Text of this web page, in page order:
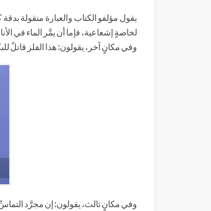
يقول مؤلفو الكتاب والعبارة منقولة
لخاصةٍ إشعاعية، فإما أن يمَّر الماء في
وفي مكانٍ آخر، يقولون: هذا الفلز قاتلٌ
وفي مكانٍ ثالث، يقولون: إن مجرَّد